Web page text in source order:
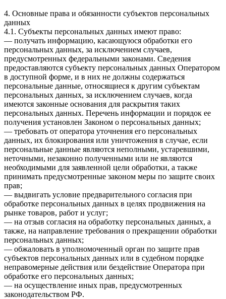
4. Основные права и обязанности субъектов персональных
данных
4.1. Субъекты персональных данных имеют право:
— получать информацию, касающуюся обработки его
персональных данных, за исключением случаев,
предусмотренных федеральными законами. Сведения
предоставляются субъекту персональных данных Оператором
в доступной форме, и в них не должны содержаться
персональные данные, относящиеся к другим субъектам
персональных данных, за исключением случаев, когда
имеются законные основания для раскрытия таких
персональных данных. Перечень информации и порядок ее
получения установлен Законом о персональных данных;
— требовать от оператора уточнения его персональных
данных, их блокирования или уничтожения в случае, если
персональные данные являются неполными, устаревшими,
неточными, незаконно полученными или не являются
необходимыми для заявленной цели обработки, а также
принимать предусмотренные законом меры по защите своих
прав;
— выдвигать условие предварительного согласия при
обработке персональных данных в целях продвижения на
рынке товаров, работ и услуг;
— на отзыв согласия на обработку персональных данных, а
также, на направление требования о прекращении обработки
персональных данных;
— обжаловать в уполномоченный орган по защите прав
субъектов персональных данных или в судебном порядке
неправомерные действия или бездействие Оператора при
обработке его персональных данных;
— на осуществление иных прав, предусмотренных
законодательством РФ.